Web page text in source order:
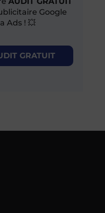
Google
Ads ! 💥
GRATUIT